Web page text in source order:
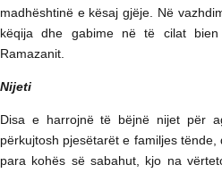
madhështinë e kësaj gjëje. Në
këqija dhe gabime në të cilat
Ramazanit.
Nijeti
Disa e harrojnë të bëjnë nijet për
përkujtosh pjesëtarët e familjes
para kohës së sabahut, kjo na